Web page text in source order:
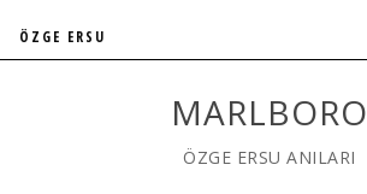
MARLBORO
ÖZGE ERSU ANILARI
ÖZGE ERSU